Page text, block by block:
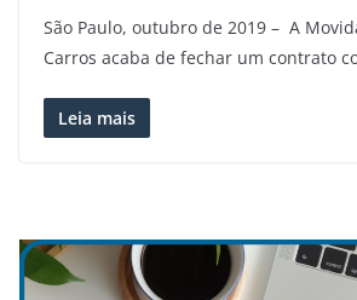
São Paulo, outubro de 2019 – A
Carros acaba de fechar um contrato
Leia mais